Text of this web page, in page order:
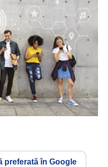
preferată în Google